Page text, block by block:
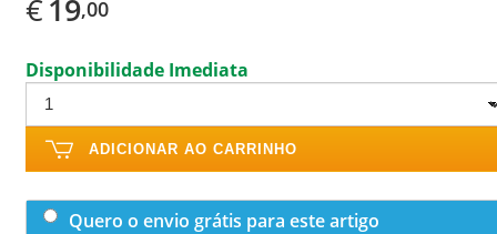
€19,00
Disponibilidade Imediata
ADICIONAR AO CARRINHO
Quero o envio grátis para este artigo